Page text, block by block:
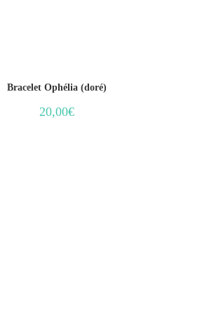
Bracelet Ophélia (doré)
20,00€